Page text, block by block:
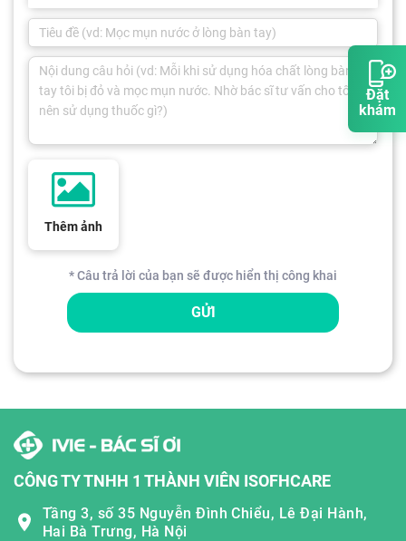
Đặt
khám
Thêm ảnh
* Câu trả lời của bạn sẽ được hiển thị công khai
GỬI
CÔNG TY TNHH 1 THÀNH VIÊN ISOFHCARE
Tầng 3, số 35 Nguyễn Đình Chiểu, Lê Đại Hành,
Hai Bà Trưng, Hà Nội